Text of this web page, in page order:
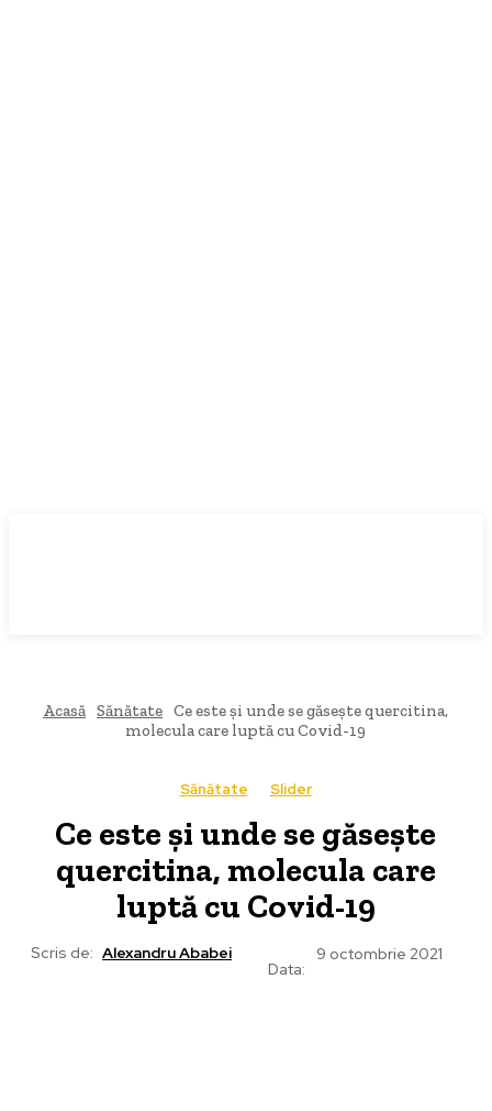
Acasă Sănătate Ce este şi unde se găseşte quercitina,
molecula care luptă cu Covid-19
Sănătate Slider
Ce este şi unde se găseşte
quercitina, molecula care
luptă cu Covid-19
Scris de: Alexandru Ababei
Data:
9 octombrie 2021